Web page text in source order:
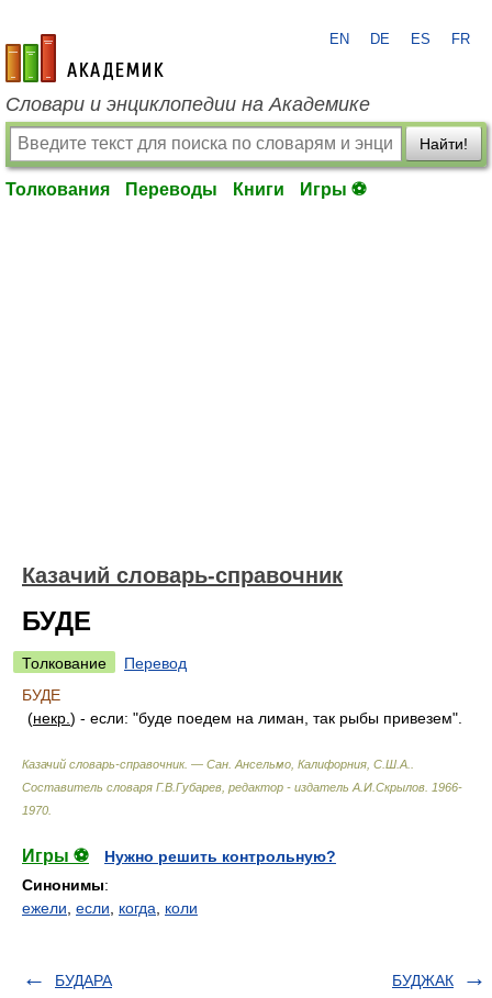
academic.ru
EN DE ES FR
Словари и энциклопедии на Академике
Найти!
Толкования Переводы Книги Игры ⚽
Казачий словарь-справочник
БУДЕ
Толкование
Перевод
БУДЕ
(некр. ) - если: "буде поедем на лиман, так рыбы привезем".
Казачий словарь-справочник. — Сан. Ансельмо, Калифорния, С.Ш.А.
Составитель словаря Г.В.Губарев, редактор - издатель А.И.Скрылов 1966-
1970
Игры ⚽
Нужно решить контрольную?
Синонимы:
ежели если когда коли
БУДАРА БУДЖАК